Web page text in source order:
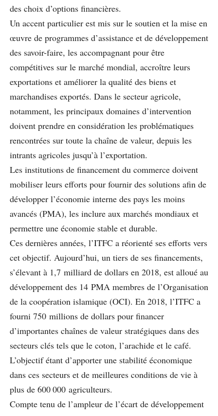
des choix d’options financières.
Un accent particulier est mis sur le soutien et la mise en
œuvre de programmes d’assistance et de développement
des savoir-faire, les accompagnant pour être
compétitives sur le marché mondial, accroître leurs
exportations et améliorer la qualité des biens et
marchandises exportés. Dans le secteur agricole,
notamment, les principaux domaines d’intervention
doivent prendre en considération les problématiques
rencontrées sur toute la chaîne de valeur, depuis les
intrants agricoles jusqu’à l’exportation.
Les institutions de financement du commerce doivent
mobiliser leurs efforts pour fournir des solutions afin de
développer l’économie interne des pays les moins
avancés (PMA), les inclure aux marchés mondiaux et
permettre une économie stable et durable.
Ces dernières années, l’ITFC a réorienté ses efforts vers
cet objectif. Aujourd’hui, un tiers de ses financements,
s’élevant à 1,7 milliard de dollars en 2018, est alloué au
développement des 14 PMA membres de l’Organisation
de la coopération islamique (OCI). En 2018, l’ITFC a
fourni 750 millions de dollars pour financer
d’importantes chaînes de valeur stratégiques dans des
secteurs clés tels que le coton, l’arachide et le café.
L’objectif étant d’apporter une stabilité économique
dans ces secteurs et de meilleures conditions de vie à
plus de 600 000 agriculteurs.
Compte tenu de l’ampleur de l’écart de développement